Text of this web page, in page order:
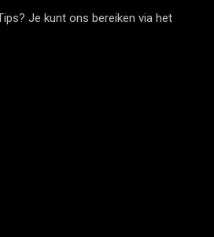
Je kunt ons bereiken via het